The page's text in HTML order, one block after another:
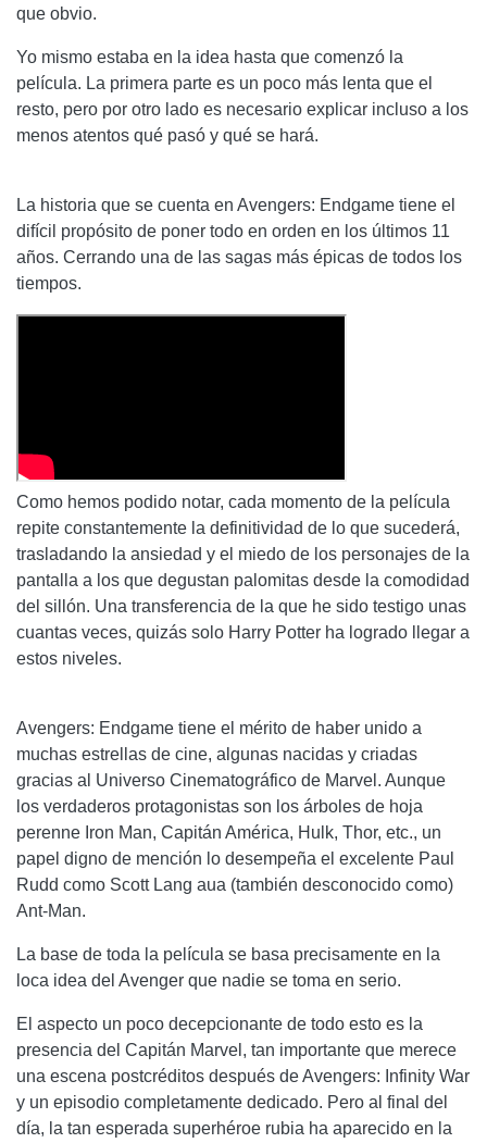
que obvio.
Yo mismo estaba en la idea hasta que comenzó la
película. La primera parte es un poco más lenta que el
resto, pero por otro lado es necesario explicar incluso a los
menos atentos qué pasó y qué se hará.
La historia que se cuenta en Avengers: Endgame tiene el
difícil propósito de poner todo en orden en los últimos 11
años. Cerrando una de las sagas más épicas de todos los
tiempos.
Como hemos podido notar, cada momento de la película
repite constantemente la definitividad de lo que sucederá,
trasladando la ansiedad y el miedo de los personajes de la
pantalla a los que degustan palomitas desde la comodidad
del sillón. Una transferencia de la que he sido testigo unas
cuantas veces, quizás solo Harry Potter ha logrado llegar a
estos niveles.
Avengers: Endgame tiene el mérito de haber unido a
muchas estrellas de cine, algunas nacidas y criadas
gracias al Universo Cinematográfico de Marvel. Aunque
los verdaderos protagonistas son los árboles de hoja
perenne Iron Man, Capitán América, Hulk, Thor, etc., un
papel digno de mención lo desempeña el excelente Paul
Rudd como Scott Lang aua (también desconocido como)
Ant-Man.
La base de toda la película se basa precisamente en la
loca idea del Avenger que nadie se toma en serio.
El aspecto un poco decepcionante de todo esto es la
presencia del Capitán Marvel, tan importante que merece
una escena postcréditos después de Avengers: Infinity War
y un episodio completamente dedicado. Pero al final del
día, la tan esperada superhéroe rubia ha aparecido en la